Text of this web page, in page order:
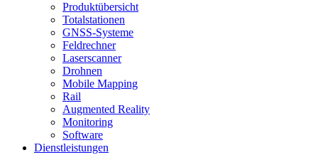
Produktübersicht
Totalstationen
GNSS-Systeme
Feldrechner
Laserscanner
Drohnen
Mobile Mapping
Rail
Augmented Reality
Monitoring
Software
Dienstleistungen